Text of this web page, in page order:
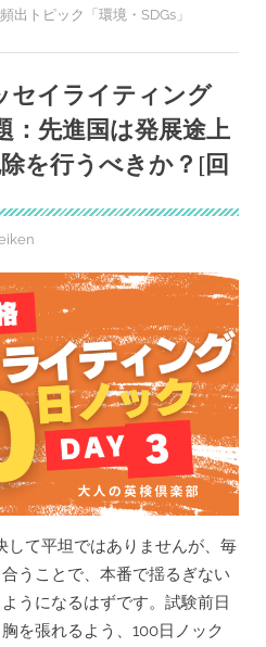
出トピック「環境・SDGs」
セイライティング
：先進国は発展途上
を行うべきか？[回
して平坦ではありませんが、毎
うことで、本番で揺るぎない
うになるはずです。試験前日
を張れるよう、100日ノック